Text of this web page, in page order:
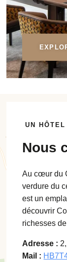
UN
Nous
Au cœur du
verdure du
est un
découvrir
richesses
Adresse :
Mail :